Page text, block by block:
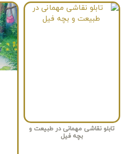
تابلو نقاشی مهمانی در طبیعت و
بچه فیل